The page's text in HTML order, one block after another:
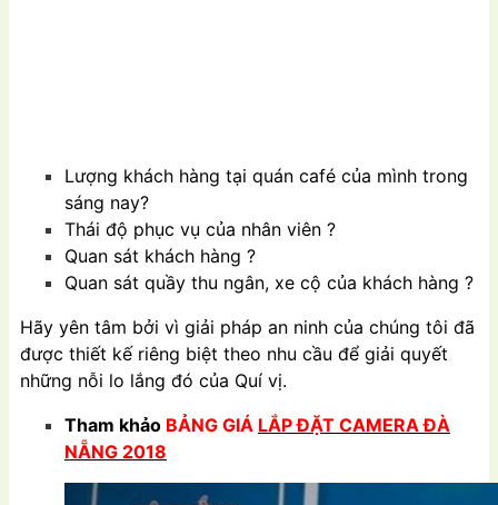
Lượng khách hàng tại quán café của mình trong
sáng nay?
Thái độ phục vụ của nhân viên ?
Quan sát khách hàng ?
Quan sát quầy thu ngân, xe cộ của khách hàng ?
Hãy yên tâm bởi vì giải pháp an ninh của chúng tôi đã
được thiết kế riêng biệt theo nhu cầu để giải quyết
những nỗi lo lắng đó của Quí vị.
Tham khảo BẢNG GIÁ LẮP ĐẶT CAMERA ĐÀ
NẴNG 2018